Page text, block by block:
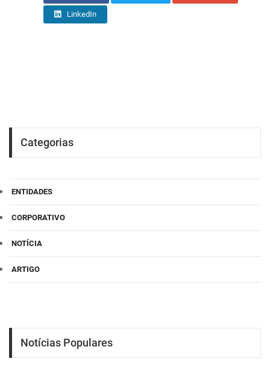
LinkedIn
Categorias
ENTIDADES
CORPORATIVO
NOTÍCIA
ARTIGO
Notícias Populares